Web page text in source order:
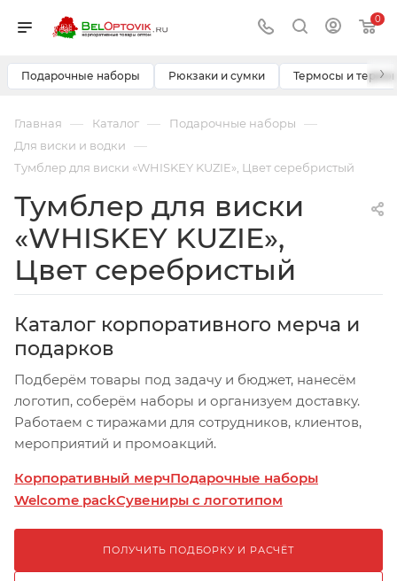
0
Подарочные наборы Рюкзаки и сумки Термосы и ›
Главная — Каталог — Подарочные наборы —
Для виски и водки —
Тумблер для виски «WHISKEY KUZIE», Цвет серебристый
Тумблер для виски
«WHISKEY KUZIE»,
Цвет серебристый
Каталог корпоративного мерча и
подарков
Подберём товары под задачу и бюджет, нанесём
логотип, соберём наборы и организуем доставку.
Работаем с тиражами для сотрудников, клиентов,
мероприятий и промоакций.
Корпоративный мерчПодарочные наборы
Welcome packСувениры с логотипом
ПОЛУЧИТЬ ПОДБОРКУ И РАСЧЁТ